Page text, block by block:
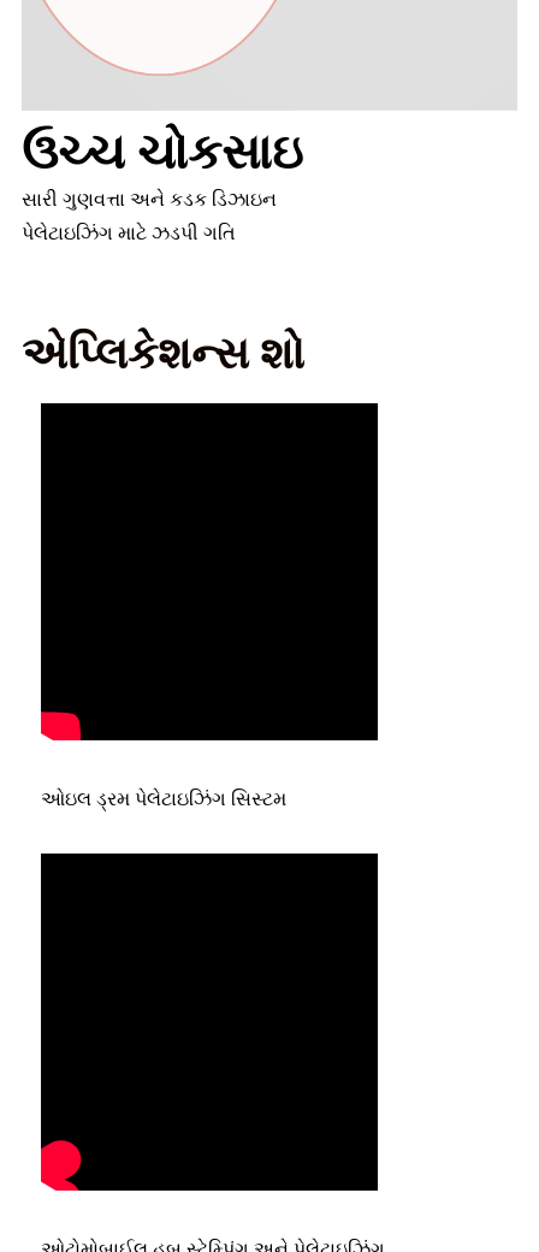
ઉચ્ચ ચોકસાઇ
સારી ગુણવત્તા અને કડક ડિઝાઇન
પેલેટાઇઝિંગ માટે ઝડપી ગતિ
એપ્લિકેશન્સ શો
ઓઇલ ડ્રમ પેલેટાઇઝિંગ સિસ્ટમ